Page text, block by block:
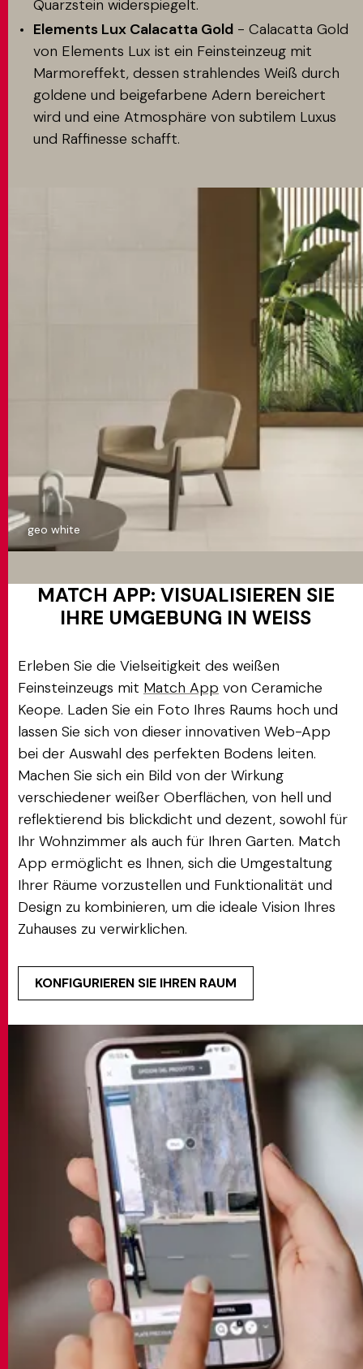
geo white
Quarzstein widerspiegelt.
Elements Lux Calacatta Gold - Calacatta Gold
von Elements Lux ist ein Feinsteinzeug mit
Marmoreffekt, dessen strahlendes Weiß durch
goldene und beigefarbene Adern bereichert
wird und eine Atmosphäre von subtilem Luxus
und Raffinesse schafft.
MATCH APP: VISUALISIEREN SIE
IHRE UMGEBUNG IN WEISS
Erleben Sie die Vielseitigkeit des weißen
Feinsteinzeugs mit Match App von Ceramiche
Keope. Laden Sie ein Foto Ihres Raums hoch und
lassen Sie sich von dieser innovativen Web-App
bei der Auswahl des perfekten Bodens leiten.
Machen Sie sich ein Bild von der Wirkung
verschiedener weißer Oberflächen, von hell und
reflektierend bis blickdicht und dezent, sowohl für
Ihr Wohnzimmer als auch für Ihren Garten. Match
App ermöglicht es Ihnen, sich die Umgestaltung
Ihrer Räume vorzustellen und Funktionalität und
Design zu kombinieren, um die ideale Vision Ihres
Zuhauses zu verwirklichen.
KONFIGURIEREN SIE IHREN RAUM